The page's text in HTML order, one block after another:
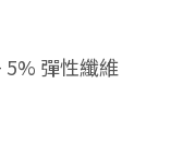
5% 彈性纖維